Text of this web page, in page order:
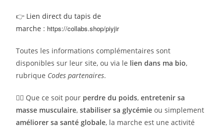
👉 Lien direct du tapis de
marche : https://collabs.shop/piyjir
Toutes les informations complémentaires sont
disponibles sur leur site, ou via le lien dans ma bio,
rubrique Codes partenaires.
🚶‍♂️ Que ce soit pour perdre du poids,entretenir sa
masse musculaire,stabiliser sa glycémie ou simplement
améliorer sa santé globale, la marche est une activité